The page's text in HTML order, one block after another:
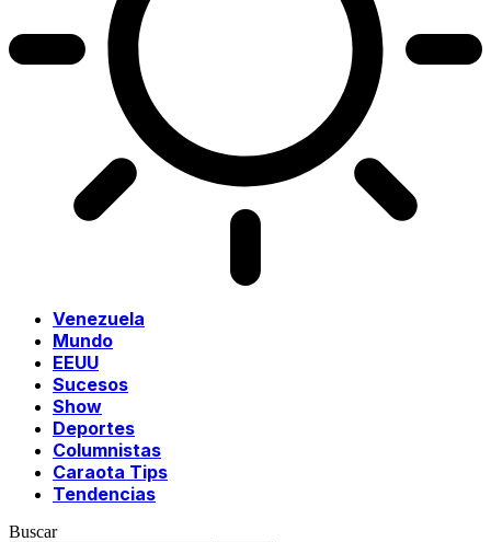
Venezuela
Mundo
EEUU
Sucesos
Show
Deportes
Columnistas
Caraota Tips
Tendencias
Buscar